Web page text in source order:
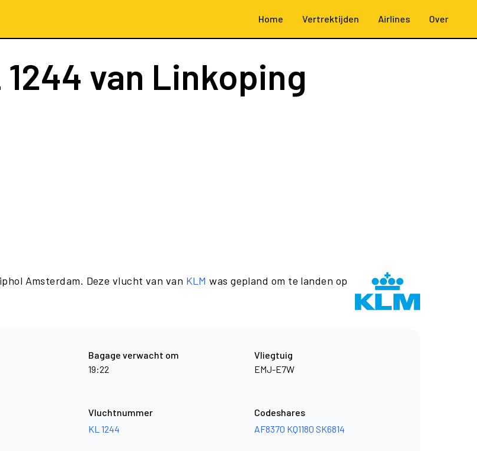
Home Vertrektijden Airlines Over
1244 van Linkoping
Amsterdam. Deze vlucht van van KLM was gepland om te landen op
Bagage verwacht om
19:22
Vliegtuig
EMJ-E7W
Vluchtnummer
KL 1244
Codeshares
AF8370 KQ1180 SK6814